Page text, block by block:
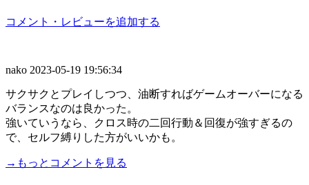
コメント・レビューを追加する
nako 2023-05-19 19:56:34
サクサクとプレイしつつ、油断すればゲームオーバーになる
バランスなのは良かった。
強いていうなら、クロス時の二回行動＆回復が強すぎるの
で、セルフ縛りした方がいいかも。
→もっとコメントを見る